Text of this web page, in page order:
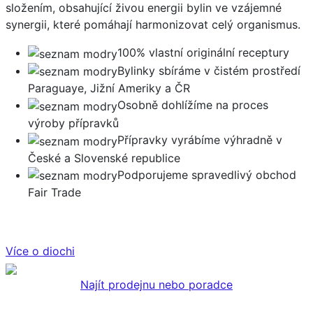
složením, obsahující živou energii bylin ve vzájemné
synergii, které pomáhají harmonizovat celý organismus.
100% vlastní originální receptury
Bylinky sbíráme v čistém prostředí
Paraguaye, Jižní Ameriky a ČR
Osobně dohlížíme na proces
výroby přípravků
Přípravky vyrábíme výhradně v
České a Slovenské republice
Podporujeme spravedlivý obchod
Fair Trade
Více o diochi
Najít prodejnu nebo poradce